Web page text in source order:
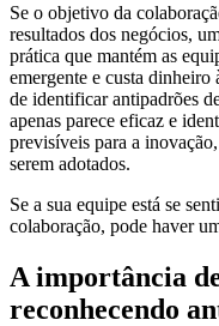
Se o objetivo da
resultados dos negócios,
prática que mantém as
emergente e custa
de identificar antipadrões
apenas parece eficaz e
previsíveis para a
serem adotados.
Se a sua equipe está se
colaboração, pode haver
A importância
reconhecendo